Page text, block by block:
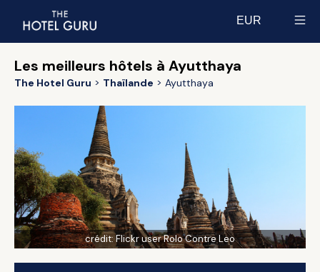
EUR
Les meilleurs hôtels à Ayutthaya
The Hotel Guru Thaïlande Ayutthaya
crédit: Flickr user Rolo Contre Leo